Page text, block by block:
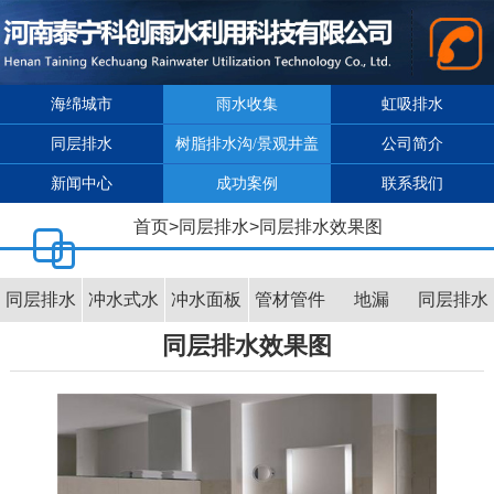
海绵城市 雨水收集 虹吸排水
同层排水 树脂排水沟/景观井盖 公司简介
新闻中心 成功案例 联系我们
首页>同层排水>同层排水效果图
同层排水 冲水式水 冲水面板 管材管件 地漏 同层排水
同层排水效果图